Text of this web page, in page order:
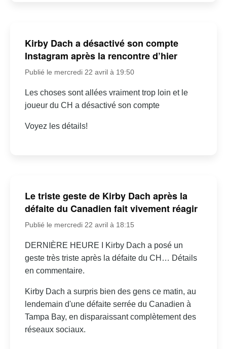
Kirby Dach a désactivé son compte
Instagram après la rencontre d’hier
Publié le mercredi 22 avril à 19:50
Les choses sont allées vraiment trop loin et le
joueur du CH a désactivé son compte
Voyez les détails!
Le triste geste de Kirby Dach après la
défaite du Canadien fait vivement réagir
Publié le mercredi 22 avril à 18:15
DERNIÈRE HEURE I Kirby Dach a posé un
geste très triste après la défaite du CH… Détails
en commentaire.
Kirby Dach a surpris bien des gens ce matin, au
lendemain d'une défaite serrée du Canadien à
Tampa Bay, en disparaissant complètement des
réseaux sociaux.